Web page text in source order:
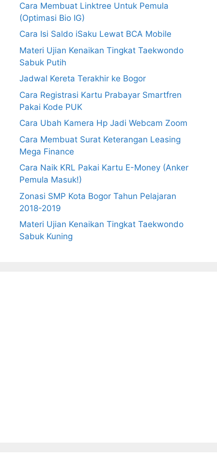
Cara Membuat Linktree Untuk Pemula
(Optimasi Bio IG)
Cara Isi Saldo iSaku Lewat BCA Mobile
Materi Ujian Kenaikan Tingkat Taekwondo
Sabuk Putih
Jadwal Kereta Terakhir ke Bogor
Cara Registrasi Kartu Prabayar Smartfren
Pakai Kode PUK
Cara Ubah Kamera Hp Jadi Webcam Zoom
Cara Membuat Surat Keterangan Leasing
Mega Finance
Cara Naik KRL Pakai Kartu E-Money (Anker
Pemula Masuk!)
Zonasi SMP Kota Bogor Tahun Pelajaran
2018-2019
Materi Ujian Kenaikan Tingkat Taekwondo
Sabuk Kuning